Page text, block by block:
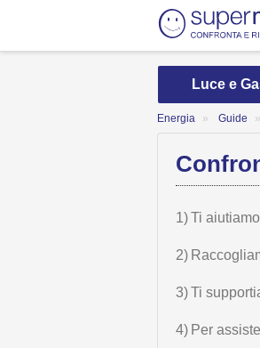
Luce e
Energia Guide
1)Ti
2)
3)Ti
4) Per